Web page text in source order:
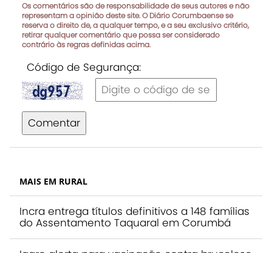
Os comentários são de responsabilidade de seus autores e não
representam a opinião deste site. O Diário Corumbaense se
reserva o direito de, a qualquer tempo, e a seu exclusivo critério,
retirar qualquer comentário que possa ser considerado
contrário às regras definidas acima.
Código de Segurança:
Comentar
MAIS EM RURAL
Incra entrega títulos definitivos a 148 famílias
do Assentamento Taquaral em Corumbá